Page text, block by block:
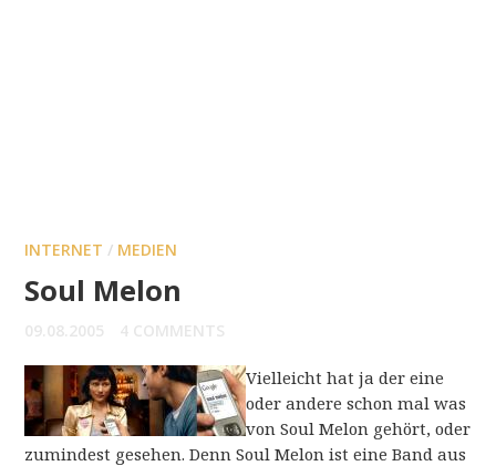
INTERNET / MEDIEN
Soul Melon
09.08.2005 4 COMMENTS
Vielleicht hat ja der eine
oder andere schon mal was
von Soul Melon gehört, oder
zumindest gesehen. Denn Soul Melon ist eine Band aus